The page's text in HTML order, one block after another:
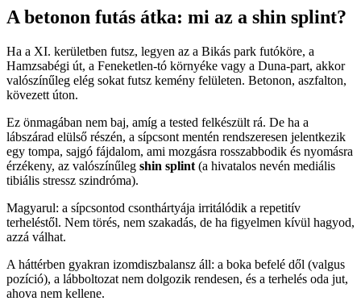
A betonon futás átka: mi az a shin splint?
Ha a XI. kerületben futsz, legyen az a Bikás park futóköre, a
Hamzsabégi út, a Feneketlen-tó környéke vagy a Duna-part, akkor
valószínűleg elég sokat futsz kemény felületen. Betonon, aszfalton,
kövezett úton.
Ez önmagában nem baj, amíg a tested felkészült rá. De ha a
lábszárad elülső részén, a sípcsont mentén rendszeresen jelentkezik
egy tompa, sajgó fájdalom, ami mozgásra rosszabbodik és nyomásra
érzékeny, az valószínűleg shin splint (a hivatalos nevén mediális
tibiális stressz szindróma).
Magyarul: a sípcsontod csonthártyája irritálódik a repetitív
terheléstől. Nem törés, nem szakadás, de ha figyelmen kívül hagyod,
azzá válhat.
A háttérben gyakran izomdiszbalansz áll: a boka befelé dől (valgus
pozíció), a lábboltozat nem dolgozik rendesen, és a terhelés oda jut,
ahova nem kellene.